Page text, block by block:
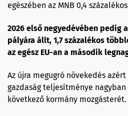
egészében az MNB 0,4
2026 első negyedévében pedig
pályára állt, 1,7 százalékos
az egész EU-an a második
Az újra megugró növekedés
gazdaság teljesítménye nagyban
következő kormány mozgásterét.